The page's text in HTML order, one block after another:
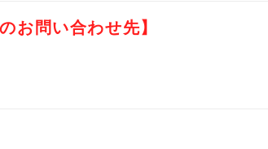
お問い合わせ先】